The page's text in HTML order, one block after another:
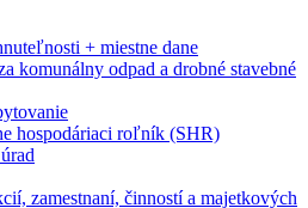
+ miestne dane
komunálny odpad a drobné stavebné
hospodáriaci roľník (SHR)
zamestnaní, činností a majetkových